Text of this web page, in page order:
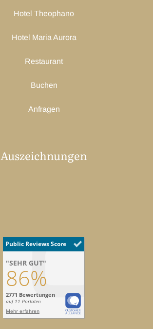
Hotel Theophano
Hotel Maria Aurora
Restaurant
Buchen
Anfragen
Auszeichnungen